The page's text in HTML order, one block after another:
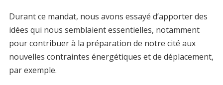
Durant ce mandat, nous avons essayé d’apporter des
idées qui nous semblaient essentielles, notamment
pour contribuer à la préparation de notre cité aux
nouvelles contraintes énergétiques et de déplacement,
par exemple.